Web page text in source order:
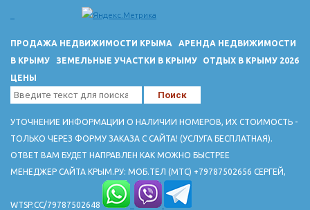
ПРОДАЖА НЕДВИЖИМОСТИ КРЫМА
АРЕНДА НЕДВИЖИМОСТИ
В КРЫМУ
ЗЕМЕЛЬНЫЕ УЧАСТКИ В КРЫМУ
ОТДЫХ В КРЫМУ 2026
ЦЕНЫ
УТОЧНЕНИЕ ИНФОРМАЦИИ О НАЛИЧИИ НОМЕРОВ, ИХ СТОИМОСТЬ -
ТОЛЬКО ЧЕРЕЗ ФОРМУ ЗАКАЗА С САЙТА! (УСЛУГА БЕСПЛАТНАЯ).
ОТВЕТ ВАМ БУДЕТ НАПРАВЛЕН КАК МОЖНО БЫСТРЕЕ
МЕНЕДЖЕР САЙТА КРЫМ.РУ: МОБ.ТЕЛ (МТС) +79787502656 СЕРГЕЙ,
WTSP.CC/79787502648